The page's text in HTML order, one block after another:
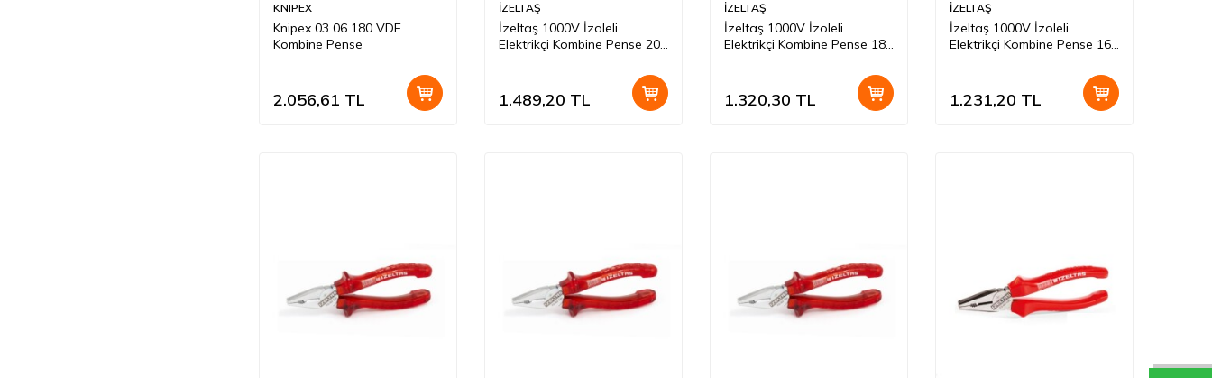
KNIPEX
Knipex 03 06 180 VDE
Kombine Pense
2.056,61 TL
İZELTAŞ
İzeltaş 1000V İzoleli
Elektrikçi Kombine Pense 200
1.489,20 TL
İZELTAŞ
İzeltaş 1000V İzoleli
Elektrikçi Kombine Pense 180
1.320,30 TL
İZELTAŞ
İzeltaş 1000V İzoleli
Elektrikçi Kombine Pense 160
1.231,20 TL